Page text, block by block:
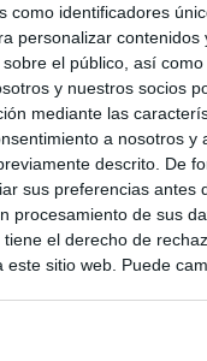
como identificadores
personalizar contenidos
el público, así como
y nuestros socios
mediante las
a nosotros y
descrito. De
sus preferencias antes
procesamiento de sus
el derecho de
sitio web. Puede